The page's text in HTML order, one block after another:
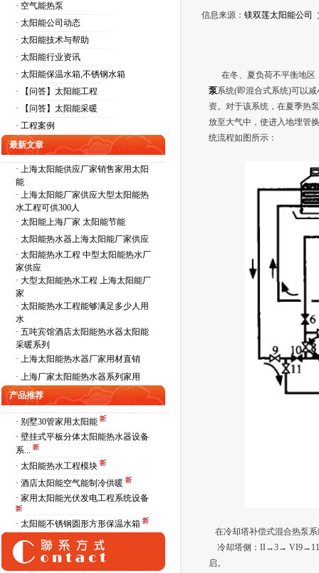
· 空气能热泵
· 太阳能公司动态
· 太阳能技术与帮助
· 太阳能行业资讯
· 太阳能保温水箱,不锈钢水箱
· 【问答】太阳能工程
· 【问答】太阳能采暖
· 工程案例
最新文章
· 上海太阳能供应厂家销售家用太阳
能
· 上海太阳能厂家供应大型太阳能热
水工程可供300人
· 太阳能上海厂家 太阳能节能
· 太阳能热水器上海太阳能厂家供应
· 太阳能热水工程 中型太阳能热水厂
家供应
· 大型太阳能热水工程 上海太阳能厂
家
· 太阳能热水工程能够满足多少人用
水
· 五吨宾馆酒店太阳能热水器太阳能
采暖系列
· 上海太阳能热水器厂家用材直销
· 上海厂家太阳能热水器系列家用
产品推荐
· 别墅30管家用太阳能
· 壁挂式平板分体太阳能热水器设备
系...
· 太阳能热水工程模块
· 酒店太阳能空气能制冷供暖
· 家用太阳能光伏发电工程系统设备
· 太阳能不锈钢圆形方形保温水箱
信息来源：镁双莲太阳能公司
在冬、夏负荷不平衡地区
泵系统(即混合式系统)可以
资。对于该系统，在夏季热
放至大气中，使进入地埋管
统流程如图所示：
在冷却塔补偿式混合热泵
冷却塔侧：II→3→
启。